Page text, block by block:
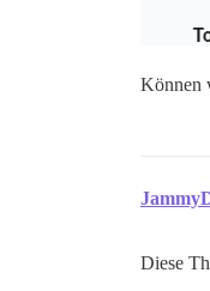
Können
Diese